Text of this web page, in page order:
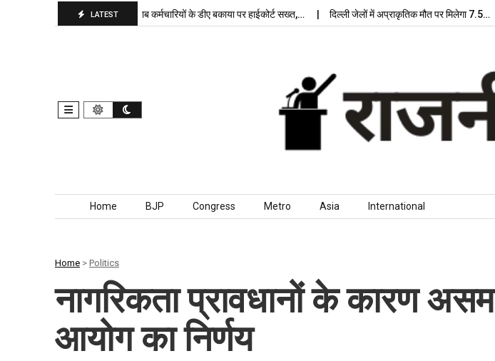
LATEST
बरकरार, बांकीपुर में… पंजाब कर्मचारियों के डीए बकाया पर हाईकोर्ट सख्त,… दिल्ली जेलों में अप्राकृतिक मौत पर मिलेगा 7.5…
Skip to content
Home BJP Congress Metro Asia International
Home > Politics
नागरिकता प्रावधानों के कारण
आयोग का निर्णय